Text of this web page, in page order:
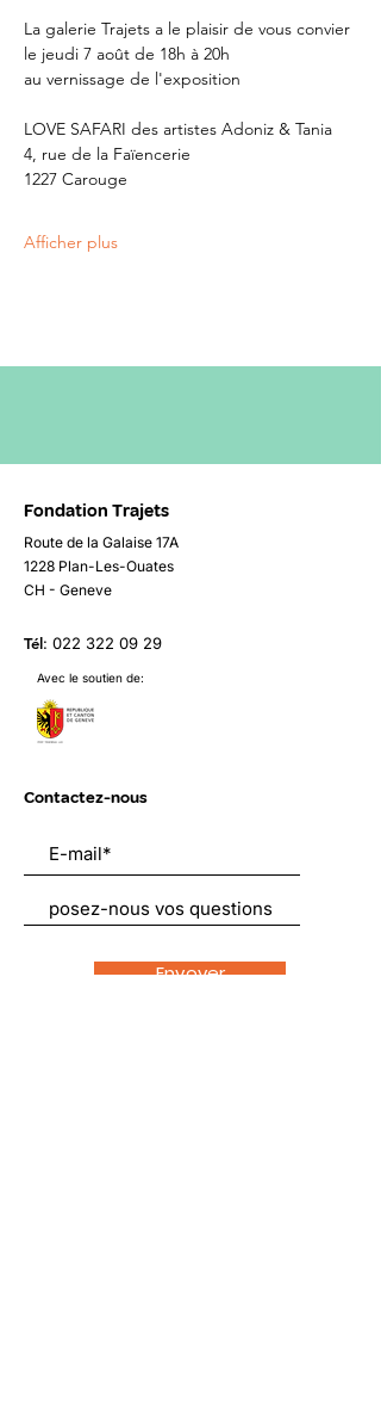
La galerie Trajets a le plaisir de vous convier
le jeudi 7 août de 18h à 20h
au vernissage de l'exposition
LOVE SAFARI des artistes Adoniz & Tania
4, rue de la Faïencerie
1227 Carouge
Afficher plus
Fondation Trajets
Route de la Galaise 17A
1228 Plan-Les-Ouates
CH - Geneve
Tél: 022 322 09 29
Avec le soutien de:
Contactez-nous
Envoyer